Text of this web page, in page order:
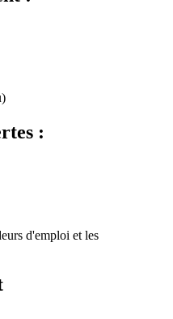
:
d'emploi et les